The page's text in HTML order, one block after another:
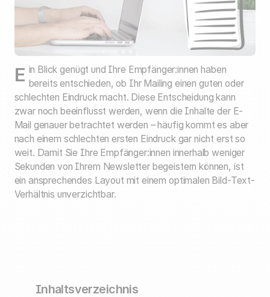
Ein Blick genügt und Ihre Empfänger:innen haben bereits entschieden, ob Ihr Mailing einen guten oder
schlechten Eindruck macht. Diese Entscheidung kann
zwar noch beeinflusst werden, wenn die Inhalte der E-
Mail genauer betrachtet werden – häufig kommt es aber
nach einem schlechten ersten Eindruck gar nicht erst so
weit. Damit Sie Ihre Empfänger:innen innerhalb weniger
Sekunden von Ihrem Newsletter begeistern können, ist
ein ansprechendes Layout mit einem optimalen Bild-Text-
Verhältnis unverzichtbar.
Inhaltsverzeichnis